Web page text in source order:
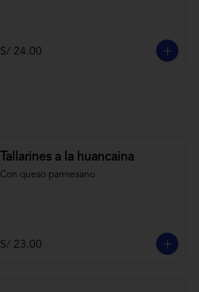
S/ 24.00
Tallarines a la huancaina
Con queso parmesano
S/ 23.00